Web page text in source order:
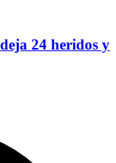
24 heridos y